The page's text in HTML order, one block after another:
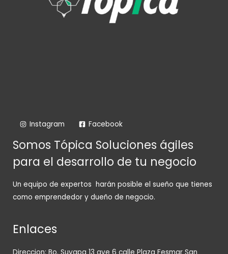
Instagram Facebook
Somos Tópica Soluciones ágiles
para el desarrollo de tu negocio
Un equipo de expertos harán posible el sueño que tienes
como emprendedor y dueño de negocio.
Enlaces
Direccion: Bo. Suyapa 13 ave 6 calle Plaza Fesmar San